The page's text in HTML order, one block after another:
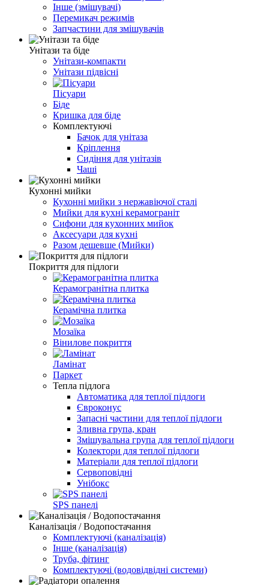
Інше (змішувачі)
Перемикач режимів
Запчастини для змішувачів
Унітази та біде
Унітази-компакти
Унітази підвісні
Пісуари
Біде
Кришка для біде
Комплектуючі
Бачок для унітаза
Кріплення
Сидіння для унітазів
Чаші
Кухонні мийки
Кухонні мийки з нержавіючої сталі
Мийки для кухні керамограніт
Сифони для кухонних мийок
Аксесуари для кухні
Разом дешевше (Мийки)
Покриття для підлоги
Керамогранітна плитка
Керамічна плитка
Мозаїка
Вінилове покриття
Ламінат
Паркет
Тепла підлога
Автоматика для теплої підлоги
Євроконус
Запасні частини для теплої підлоги
Зливна група, кран
Змішувальна група для теплої підлоги
Колектори для теплої підлоги
Матеріали для теплої підлоги
Сервоповідні
Унібокс
SPS панелі
Каналізація / Водопостачання
Комплектуючі (каналізація)
Інше (каналізація)
Труба, фітинг
Комплектуючі (водовідвідні системи)